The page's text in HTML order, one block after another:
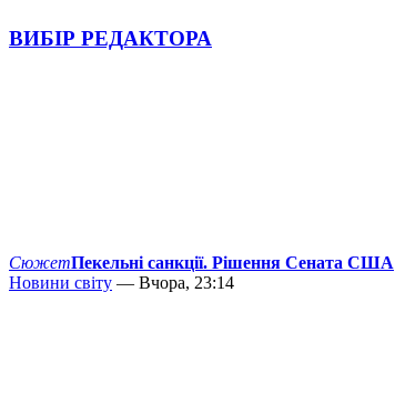
ВИБІР РЕДАКТОРА
СюжетПекельні санкції. Рішення Сената США
Новини світу — Вчора, 23:14